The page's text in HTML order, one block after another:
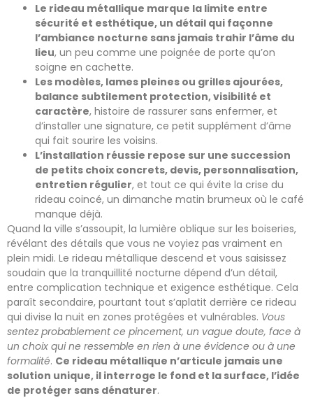
Le rideau métallique marque la limite entre
sécurité et esthétique, un détail qui façonne
l’ambiance nocturne sans jamais trahir l’âme du
lieu, un peu comme une poignée de porte qu’on
soigne en cachette.
Les modèles, lames pleines ou grilles ajourées,
balance subtilement protection, visibilité et
caractère, histoire de rassurer sans enfermer, et
d’installer une signature, ce petit supplément d’âme
qui fait sourire les voisins.
L’installation réussie repose sur une succession
de petits choix concrets, devis, personnalisation,
entretien régulier, et tout ce qui évite la crise du
rideau coincé, un dimanche matin brumeux où le café
manque déjà.
Quand la ville s’assoupit, la lumière oblique sur les boiseries,
révélant des détails que vous ne voyiez pas vraiment en
plein midi. Le rideau métallique descend et vous saisissez
soudain que la tranquillité nocturne dépend d’un détail,
entre complication technique et exigence esthétique. Cela
paraît secondaire, pourtant tout s’aplatit derrière ce rideau
qui divise la nuit en zones protégées et vulnérables. Vous
sentez probablement ce pincement, un vague doute, face à
un choix qui ne ressemble en rien à une évidence ou à une
formalité. Ce rideau métallique n’articule jamais une
solution unique, il interroge le fond et la surface, l’idée
de protéger sans dénaturer.